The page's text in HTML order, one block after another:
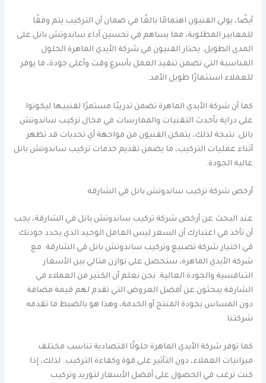
أيضًا، يولي الفنيون اهتمامًا بالغًا في ضمان أن التركيب يتم وفقًا
للمعايير المطلوبة، مما يساهم في تحسين أداء ساندوتش بانل على
المدى الطويل. يختار الفنيون في شركة الأيدي الماهرة الحلول
المناسبة التي تضمن تنفيذ العمل بأسرع وقت وأعلى جودة، ما يوفر
للعملاء استثمارًا طويل الأمد.
كما أن شركة الأيدي الماهرة تضمن تدريبًا مستمرًا لفنييها ليكونوا
على دراية بأحدث التقنيات والممارسات في مجال تركيب ساندوتش
بانل. نتيجة لذلك، يتمكن الفنيون من مواجهة أي تحديات قد تظهر
أثناء عمليات التركيب، ما يضمن تقديم خدمات تركيب ساندوتش بانل
عالية الجودة.
أرخص شركة تركيب ساندوتش بانل في الشارقة
عند البحث عن أرخص شركة تركيب ساندوتش بانل في الشارقة، يجب
أن تأخذ في اعتبارك أن السعر ليس العامل الوحيد الذي يحدد جودتك
في اختيار شركة تصنيع وتركيب ساندوتش بانل في الشارقة. مع
شركة الأيدي الماهرة، ستحصل على توازن مثالي بين الأسعار
التنافسية والجودة العالية. نحن نعلم أن الكثير من العملاء في
الشارقة يبحثون عن أفضل العروض التي تقدم لهم قيمة مضافة
دون المساس بجودة المنتج أو الخدمة، وهذا هو بالضبط ما تقدمه
شركتنا.
كما توفر شركة الأيدي الماهرة حلولًا اقتصادية تناسب مختلف
ميزانيات العملاء، دون التأثير على قوة وكفاءة التركيب. لذلك، إذا
كنت ترغب في الحصول على أفضل الأسعار لتوريد وتركيب